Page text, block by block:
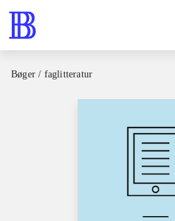
Bøger / faglitteratur